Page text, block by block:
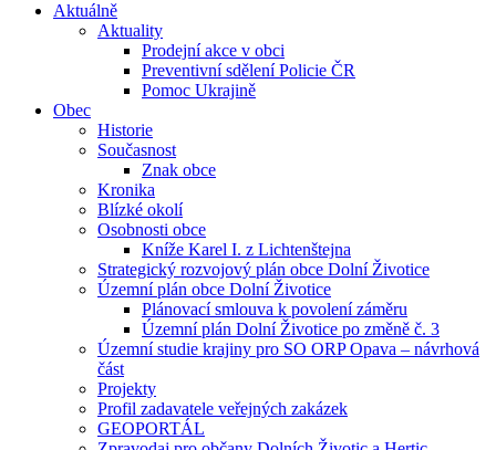
Aktuálně
Aktuality
Prodejní akce v obci
Preventivní sdělení Policie ČR
Pomoc Ukrajině
Obec
Historie
Současnost
Znak obce
Kronika
Blízké okolí
Osobnosti obce
Kníže Karel I. z Lichtenštejna
Strategický rozvojový plán obce Dolní Životice
Územní plán obce Dolní Životice
Plánovací smlouva k povolení záměru
Územní plán Dolní Životice po změně č. 3
Územní studie krajiny pro SO ORP Opava – návrhová
část
Projekty
Profil zadavatele veřejných zakázek
GEOPORTÁL